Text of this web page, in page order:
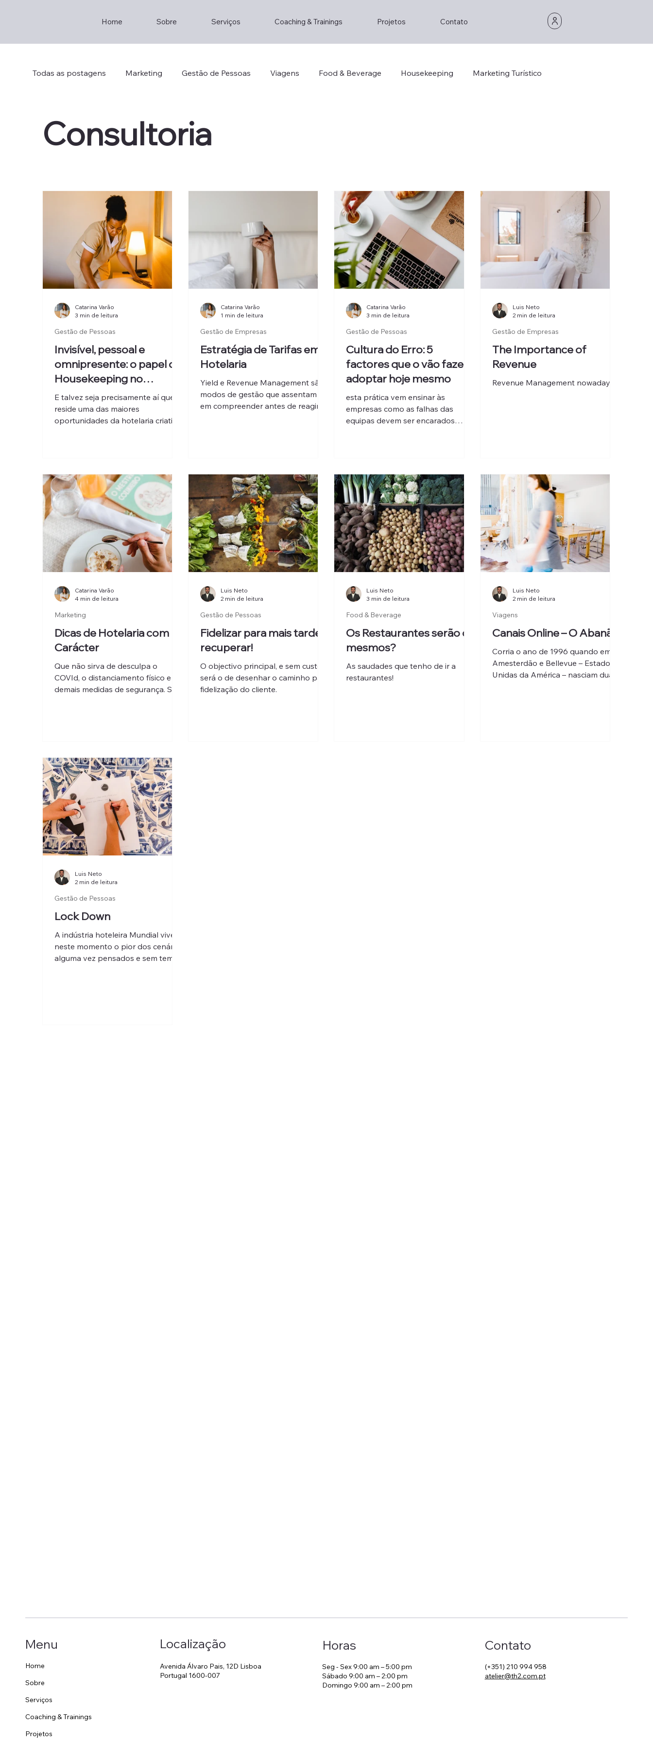
Home Sobre Serviços Coaching & Trainings Projetos Contato
Todas as postagens Marketing Gestão de Pessoas Viagens Food & Beverage Housekeeping Marketing Turístico
Crisis Management Strategic Thinking Decorhotel Th2 Lisboa Restaurante Sustainability Hotel Design
Consultoria
Invisível, pessoal e
omnipresente: o papel do
Housekeeping no
branding de um hotel
E talvez seja precisamente aí que
reside uma das maiores
oportunidades da hotelaria criativa:
diariamente pelos hotéis e que
poderiam contribuir muito mais
para a satisfação dos hóspedes se
deixassem de ser vistos apenas
como executantes e passassem a
ser reconhecidos como anfitriões.
Gestão de Pessoas
Catarina Varão
3 min de leitura
Estratégia de Tarifas em
Hotelaria
Yield e Revenue Management são
modos de gestão que assentam
em compreender antes de reagir,
Management em Hotelaria.
Gestão de Empresas
Catarina Varão
1 min de leitura
Cultura do Erro: 5
factores que o vão fazer
adoptar hoje mesmo
esta prática vem ensinar às
empresas como as falhas das
equipas devem ser encarados
Gestão de Pessoas
Catarina Varão
3 min de leitura
The Importance of
Revenue
Revenue Management nowadays
Gestão de Empresas
Luis Neto
2 min de leitura
Dicas de Hotelaria com
Carácter
Que não sirva de desculpa o
COVId, o distanciamento físico e
demais medidas de segurança. Se
Marketing
Catarina Varão
4 min de leitura
Fidelizar para mais tarde
recuperar!
O objectivo principal, e sem custos,
será o de desenhar o caminho para
fidelização do cliente.
Gestão de Pessoas
Luis Neto
2 min de leitura
Os Restaurantes serão os
mesmos?
As saudades que tenho de ir a
restaurantes!
Food & Beverage
Luis Neto
3 min de leitura
Canais Online – O Abanão
Corria o ano de 1996 quando em
Amesterdão e Bellevue – Estados
Unidas da América – nasciam duas
Viagens
Luis Neto
2 min de leitura
Lock Down
A indústria hoteleira Mundial vive
neste momento o pior dos cenários
alguma vez pensados e sem tempo
Gestão de Pessoas
Luis Neto
2 min de leitura
Menu
Home
Sobre
Serviços
Coaching & Trainings
Projetos
Localização
Avenida Álvaro Pais, 12D Lisboa
Portugal 1600-007
Horas
Seg - Sex 9:00 am – 5:00 pm
Sábado 9:00 am – 2:00 pm
Domingo 9:00 am – 2:00 pm
Contato
(+351) 210 994 958
atelier@th2.com.pt